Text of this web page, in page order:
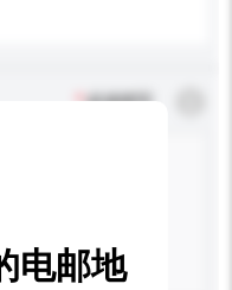
*必须填写
电邮地